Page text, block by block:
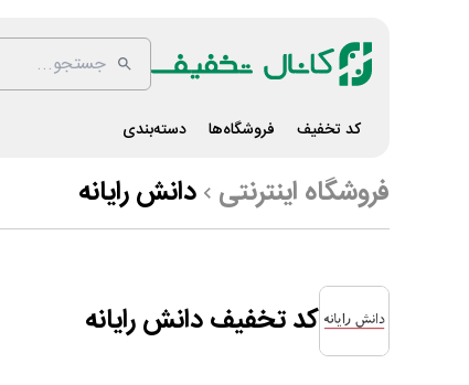
کد تخفیف فروشگاه‌ها دسته‌بندی
فروشگاه اینترنتی دانش رایانه
کد تخفیف دانش رایانه